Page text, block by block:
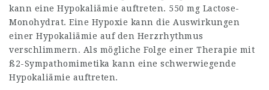
kann eine Hypokaliämie auftreten. 550 mg Lactose-
Monohydrat. Eine Hypoxie kann die Auswirkungen
einer Hypokaliämie auf den Herzrhythmus
verschlimmern. Als mögliche Folge einer Therapie mit
ß2-Sympathomimetika kann eine schwerwiegende
Hypokaliämie auftreten.